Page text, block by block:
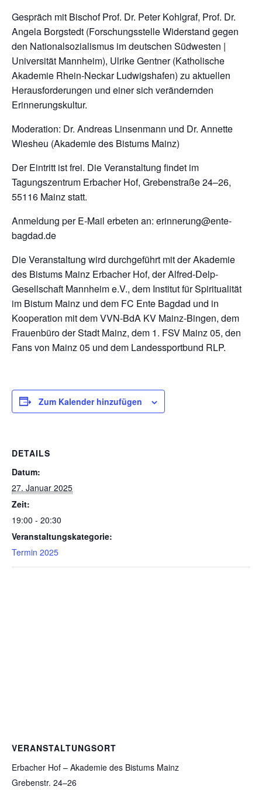
Gespräch mit Bischof Prof. Dr. Peter Kohlgraf, Prof. Dr.
Angela Borgstedt (Forschungsstelle Widerstand gegen
den Nationalsozialismus im deutschen Südwesten |
Universität Mannheim), Ulrike Gentner (Katholische
Akademie Rhein-Neckar Ludwigshafen) zu aktuellen
Herausforderungen und einer sich verändernden
Erinnerungskultur.
Moderation: Dr. Andreas Linsenmann und Dr. Annette
Wiesheu (Akademie des Bistums Mainz)
Der Eintritt ist frei. Die Veranstaltung findet im
Tagungszentrum Erbacher Hof, Grebenstraße 24–26,
55116 Mainz statt.
Anmeldung per E-Mail erbeten an: erinnerung@ente-
bagdad.de
Die Veranstaltung wird durchgeführt mit der Akademie
des Bistums Mainz Erbacher Hof, der Alfred-Delp-
Gesellschaft Mannheim e.V., dem Institut für Spiritualität
im Bistum Mainz und dem FC Ente Bagdad und in
Kooperation mit dem VVN-BdA KV Mainz-Bingen, dem
Frauenbüro der Stadt Mainz, dem 1. FSV Mainz 05, den
Fans von Mainz 05 und dem Landessportbund RLP.
Zum Kalender hinzufügen
DETAILS
Datum:
27. Januar 2025
Zeit:
19:00 - 20:30
Veranstaltungskategorie:
Termin 2025
VERANSTALTUNGSORT
Erbacher Hof – Akademie des Bistums Mainz
Grebenstr. 24–26